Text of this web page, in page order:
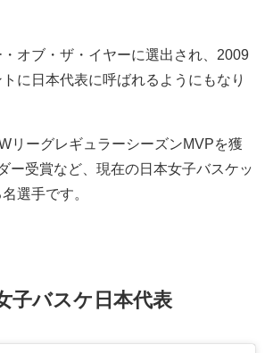
オブ・ザ・イヤーに選出され、2009
に日本代表に呼ばれるようにもなり
リーグレギュラーシーズンMVPを獲
ー受賞など、現在の日本女子バスケッ
選手です。
子バスケ日本代表